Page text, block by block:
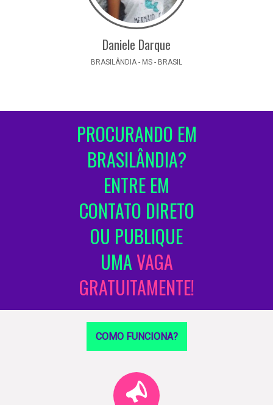
Daniele Darque
BRASILÂNDIA - MS - BRASIL
PROCURANDO EM
BRASILÂNDIA?
ENTRE EM
CONTATO DIRETO
OU PUBLIQUE
UMAVAGA
GRATUITAMENTE!
COMO FUNCIONA?